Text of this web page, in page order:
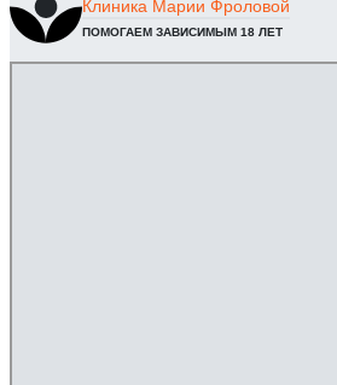
Клиника Марии Фроловой
ПОМОГАЕМ ЗАВИСИМЫМ 18 ЛЕТ